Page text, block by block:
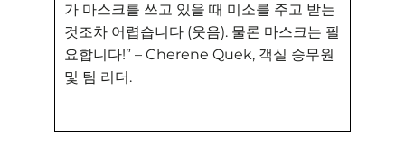
가 마스크를 쓰고 있을 때 미소를 주고 받는
것조차 어렵습니다 (웃음). 물론 마스크는 필
요합니다!” – Cherene Quek, 객실 승무원
및 팀 리더.